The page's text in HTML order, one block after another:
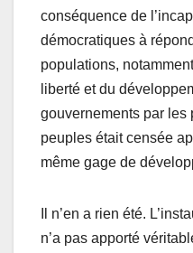
conséquence de
démocratiques à
populations,
liberté et du
gouvernements par les
peuples était censée
même gage de
Il n’en a rien été.
n’a pas apporté